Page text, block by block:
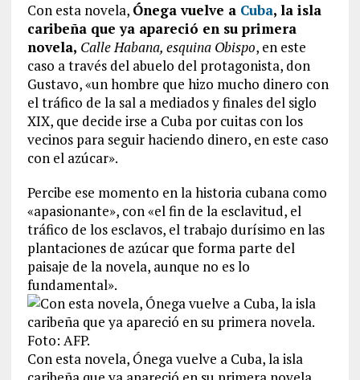
Con esta novela, Ónega vuelve a Cuba, la isla
caribeña que ya apareció en su primera
novela, Calle Habana, esquina Obispo, en este
caso a través del abuelo del protagonista, don
Gustavo, «un hombre que hizo mucho dinero con
el tráfico de la sal a mediados y finales del siglo
XIX, que decide irse a Cuba por cuitas con los
vecinos para seguir haciendo dinero, en este caso
con el azúcar».
Percibe ese momento en la historia cubana como
«apasionante», con «el fin de la esclavitud, el
tráfico de los esclavos, el trabajo durísimo en las
plantaciones de azúcar que forma parte del
paisaje de la novela, aunque no es lo
fundamental».
Con esta novela, Ónega vuelve a Cuba, la isla